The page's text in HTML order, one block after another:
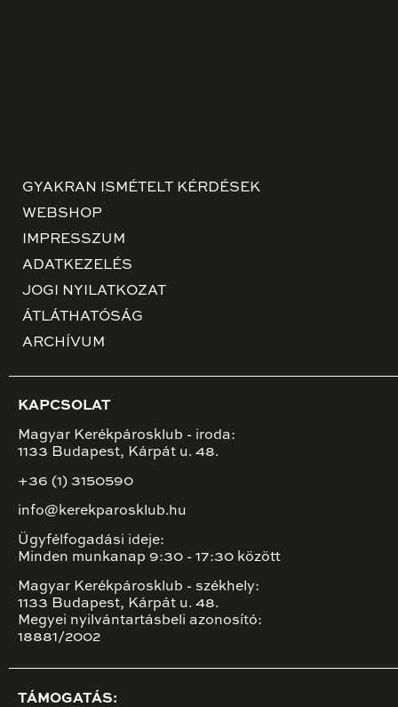
GYAKRAN ISMÉTELT KÉRDÉSEK
WEBSHOP
IMPRESSZUM
ADATKEZELÉS
JOGI NYILATKOZAT
ÁTLÁTHATÓSÁG
ARCHÍVUM
KAPCSOLAT
Magyar Kerékpárosklub - iroda:
1133 Budapest, Kárpát u. 48.
+36 (1) 3150590
info@kerekparosklub.hu
Ügyfélfogadási ideje:
Minden munkanap 9:30 - 17:30 között
Magyar Kerékpárosklub - székhely:
1133 Budapest, Kárpát u. 48.
Megyei nyilvántartásbeli azonosító:
18881/2002
TÁMOGATÁS: